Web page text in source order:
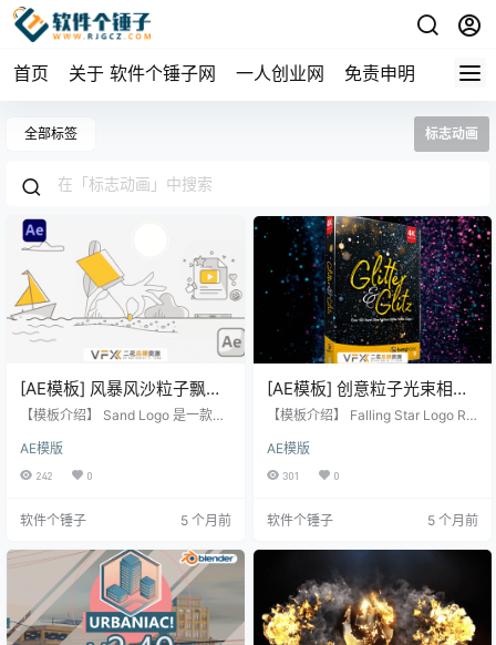
首页 关于 软件个锤子网 一人创业网 免责申明
全部标签 标志动画
[AE模板] 风暴风沙粒子飘散
LOGO标志展示动画 Sand
【模板介绍】 Sand Logo 是一款以
GO标志展示动画AE模板。它通过动
态的沙粒消散与汇聚，为您的品牌
核心效果为风暴风沙粒子飘散与汇
冲击力的出场动画。 效果自然流
畅，模拟真实的沙粒动态。 【模板
信息】 ✅ 支持软件：After Effects 2
023 或更高版本 …
AE模版
242 0
软件个锤子 5 个月前
[AE模板] 创意粒子光束相撞
LOGO标志展示片头 Falling
【模板介绍】 Falling Star Logo Re
O标志展示片头AE模板。它通过动
态的粒子光束碰撞效果，为品牌标
点】 模拟粒子光束相撞的动态视觉
ares插件以实现光束特效。 提供视
频教程，便于学习和快速应用。
【模板…
AE模版
301 0
软件个锤子 5 个月前